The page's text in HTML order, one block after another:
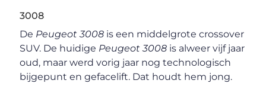
3008
De Peugeot 3008 is een middelgrote crossover
SUV. De huidige Peugeot 3008 is alweer vijf jaar
oud, maar werd vorig jaar nog technologisch
bijgepunt en gefacelift. Dat houdt hem jong.